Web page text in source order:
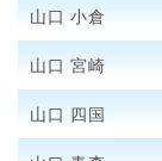
山口 小倉
山口 宮崎
山口 四国